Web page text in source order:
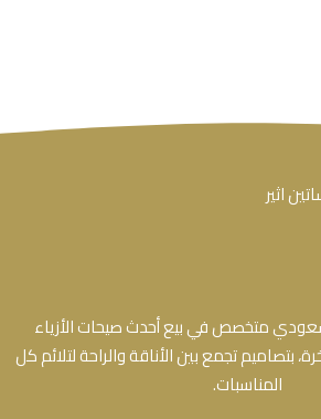
متخصص في بيع أحدث صيحات الأزياء
بتصاميم تجمع بين الأناقة والراحة لتلائم كل
المناسبات.